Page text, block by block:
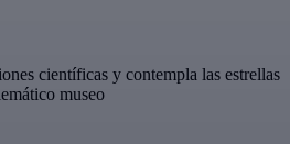
científicas y contempla las estrellas
museo